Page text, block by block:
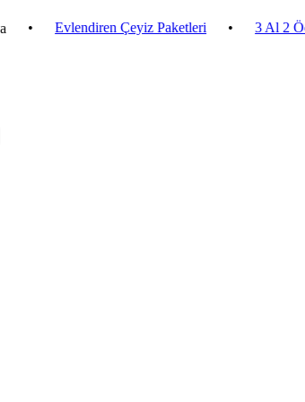
Evlendiren Çeyiz Paketleri • 3 Al 2 Öde •